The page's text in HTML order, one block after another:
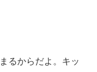
るからだよ。キッ